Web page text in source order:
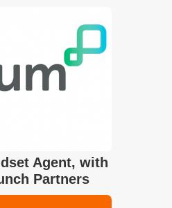
Agent, with
Partners